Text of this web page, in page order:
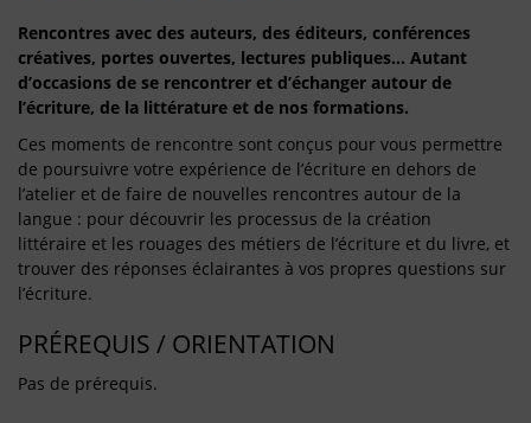
Rencontres avec des auteurs, des éditeurs, conférences
créatives, portes ouvertes, lectures publiques… Autant
d’occasions de se rencontrer et d’échanger autour de
l’écriture, de la littérature et de nos formations.
Ces moments de rencontre sont conçus pour vous permettre
de poursuivre votre expérience de l’écriture en dehors de
l’atelier et de faire de nouvelles rencontres autour de la
langue : pour découvrir les processus de la création
littéraire et les rouages des métiers de l’écriture et du livre, et
trouver des réponses éclairantes à vos propres questions sur
l’écriture.
PRÉREQUIS / ORIENTATION
Pas de prérequis.